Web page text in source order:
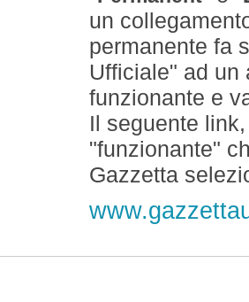
un
permanente fa
Ufficiale" ad un
funzionante e
Il seguente
"funzionante"
Gazzetta